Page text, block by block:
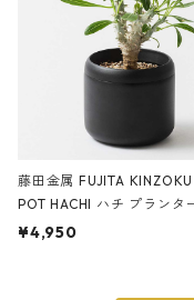
藤田金属 FUJITA
POT HACHI ハチ プランタ
ト 3号 ブラック
¥4,950